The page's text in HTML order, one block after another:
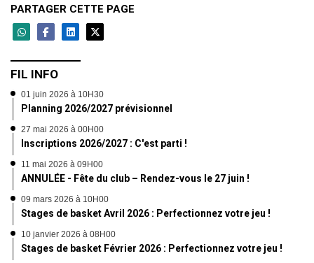
PARTAGER CETTE PAGE
FIL INFO
01 juin 2026 à 10H30
Planning 2026/2027 prévisionnel
27 mai 2026 à 00H00
Inscriptions 2026/2027 : C'est parti !
11 mai 2026 à 09H00
ANNULÉE - Fête du club – Rendez-vous le 27 juin !
09 mars 2026 à 10H00
Stages de basket Avril 2026 : Perfectionnez votre jeu !
10 janvier 2026 à 08H00
Stages de basket Février 2026 : Perfectionnez votre jeu !